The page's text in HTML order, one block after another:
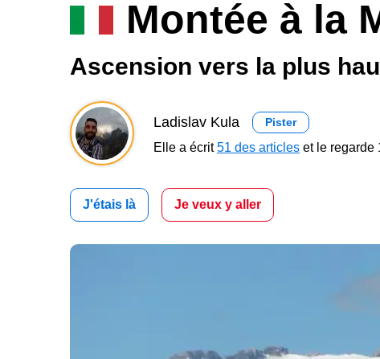
Montée à la
Ascension vers la plus
Ladislav Kula Pister
Elle a écrit51 des articles et le regarde
J'étais là Je veux y aller